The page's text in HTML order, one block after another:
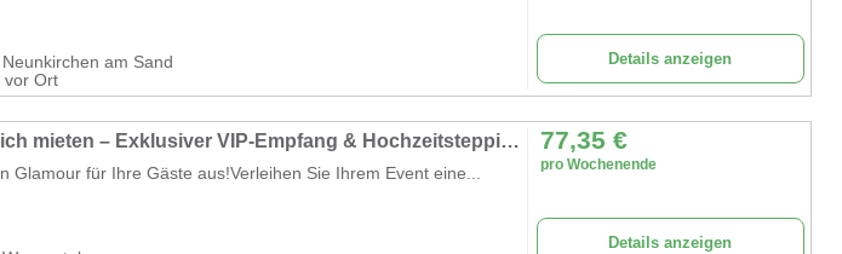
Neunkirchen am Sand
vor Ort
Details anzeigen
Roter Teppich mieten – Exklusiver VIP-Empfang & Hochzeitsteppich für Ihren großen Auftritt
Glamour für Ihre Gäste aus!Verleihen Sie Ihrem Event eine...
77,35 €
pro Wochenende
Details anzeigen